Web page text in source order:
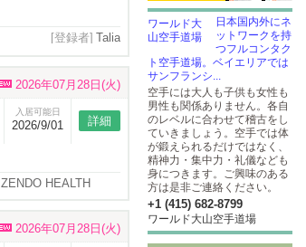
[登録者] Talia
2026年07月28日(火)
入居可能日
2026/9/01 詳細
ZENDO HEALTH
2026年07月28日(火)
日本国内外にネ
ットワークを持
つフルコンタク
ト空手道場。ベイエリアでは
サンフランシ...
空手には大人も子供も女性も
男性も関係ありません。各自
のレベルに合わせて稽古をし
ていきましょう。空手では体
が鍛えられるだけではなく、
精神力・集中力・礼儀なども
身につきます。ご興味のある
方は是非ご連絡ください。
+1 (415) 682-8799
ワールド大山空手道場